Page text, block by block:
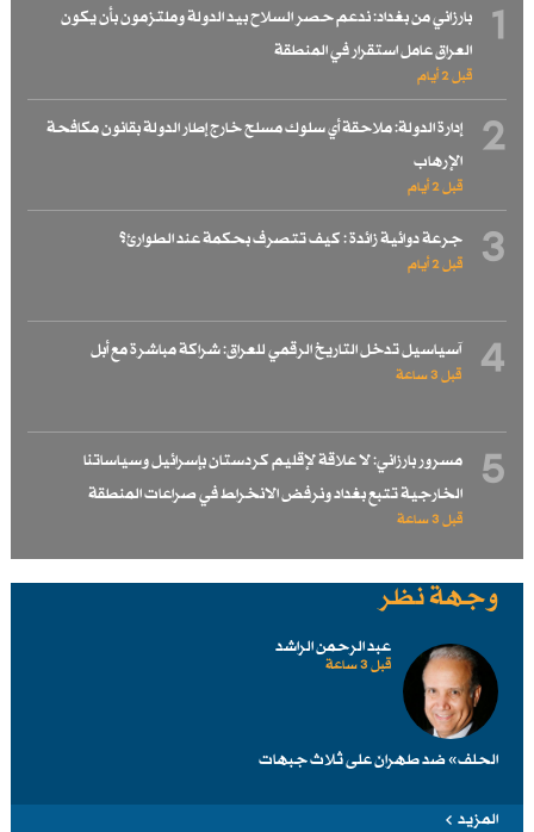
1
بارزاني من بغداد: ندعم حصر السلاح بيد الدولة وملتزمون بأن يكون
العراق عامل استقرار في المنطقة
قبل 2 أيام
2
إدارة الدولة: ملاحقة أي سلوك مسلح خارج إطار الدولة بقانون مكافحة
الإرهاب
قبل 2 أيام
3 جرعة دوائية زائدة : كيف تتصرف بحكمة عند الطوارئ؟
قبل 2 أيام
4 آسياسيل تدخل التاريخ الرقمي للعراق: شراكة مباشرة مع أبل
قبل 3 ساعة
5
مسرور بارزاني: لا علاقة لإقليم كردستان بإسرائيل وسياساتنا
الخارجية تتبع بغداد ونرفض الانخراط في صراعات المنطقة
قبل 3 ساعة
وجهة نظر
عبد الرحمن الراشد
قبل 3 ساعة
الحلف» ضد طهرانَ على ثلاث جبهات
المزيد